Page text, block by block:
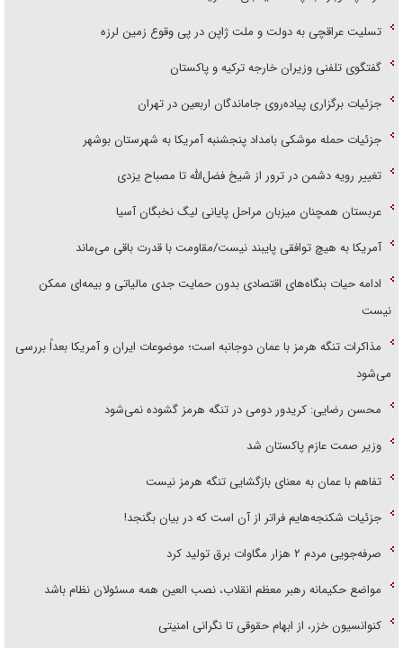
تسلیت عراقچی به دولت و ملت ژاپن در پی وقوع زمین لرزه
گفتگوی تلفنی وزیران خارجه ترکیه و پاکستان
جزئیات برگزاری پیاده‌روی جاماندگان اربعین در تهران
جزئیات حمله موشکی بامداد پنجشنبه آمریکا به شهرستان بوشهر
تغییر رویه دشمن در ترور از شیخ فضل‌الله تا مصباح یزدی
عربستان همچنان میزبان مراحل پایانی لیگ نخبگان آسیا
آمریکا به هیچ توافقی پایبند نیست/مقاومت با قدرت باقی می‌ماند
ادامه حیات بنگاه‌های اقتصادی بدون حمایت جدی مالیاتی و بیمه‌ای ممکن
نیست
مذاکرات تنگه هرمز با عمان دوجانبه است؛ موضوعات ایران و آمریکا بعداً بررسی
می‌شود
محسن رضایی: کریدور دومی در تنگه هرمز گشوده نمی‌شود
وزیر صمت عازم پاکستان شد
تفاهم با عمان به معنای بازگشایی تنگه هرمز نیست
جزئیات شکنجه‌هایم فراتر از آن است که در بیان بگنجد!
صرفه‌جویی مردم ۲ هزار مگاوات برق تولید کرد
مواضع حکیمانه رهبر معظم انقلاب، نصب العین همه مسئولان نظام باشد
کنوانسیون خزر، از ابهام حقوقی تا نگرانی امنیتی